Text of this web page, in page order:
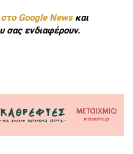
Google Newsκαι
σας ενδιαφέρουν.